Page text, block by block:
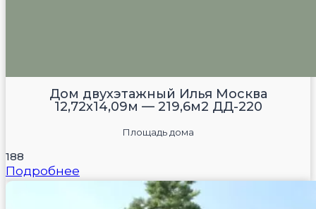
Дом двухэтажный Илья Москва
12,72х14,09м — 219,6м2 ДД-220
Площадь дома
188
Подробнее